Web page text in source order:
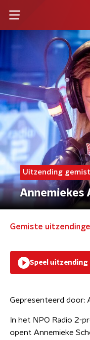
Uitzending gemist
Annemiekes
Gemiste
Speel uitzending
Gepresenteerd door:
In het NPO Radio 2-
opent Annemieke